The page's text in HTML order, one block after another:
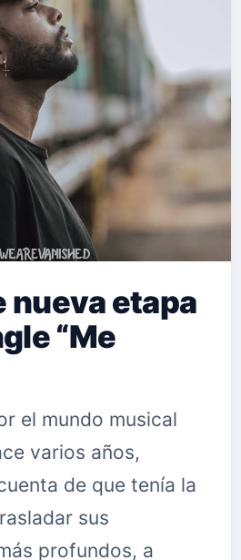
nueva etapa
“Me
el mundo musical
varios años,
de que tenía la
sus
profundos, a